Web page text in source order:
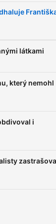
látkami
který nemohl
i